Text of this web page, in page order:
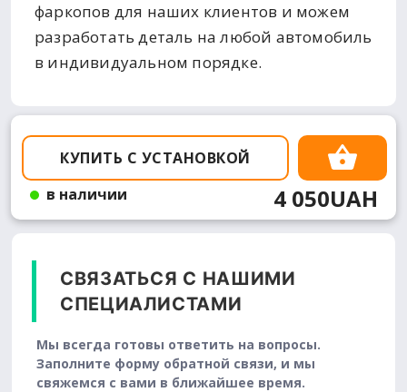
фаркопов для наших клиентов и можем
разработать деталь на любой автомобиль
в индивидуальном порядке.
КУПИТЬ С УСТАНОВКОЙ
в наличии
4 050UAH
СВЯЗАТЬСЯ С НАШИМИ
СПЕЦИАЛИСТАМИ
Мы всегда готовы ответить на вопросы.
Заполните форму обратной связи, и мы
свяжемся с вами в ближайшее время.